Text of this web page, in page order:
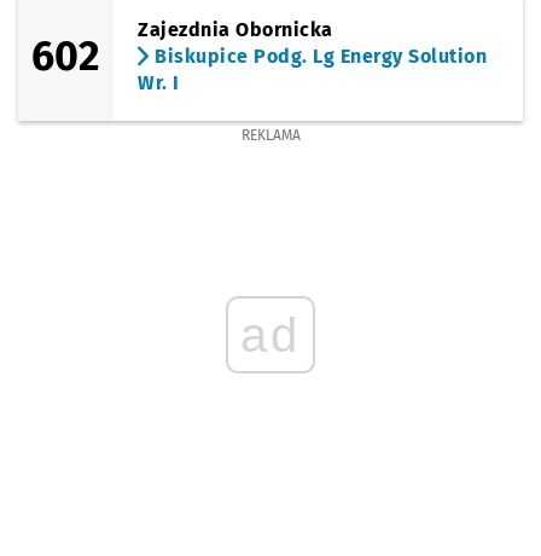
602
Zajezdnia Obornicka
Biskupice Podg. Lg Energy Solution
Wr. I
REKLAMA
ad